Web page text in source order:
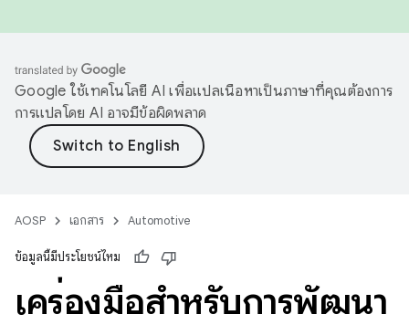
Google ใช้เทคโนโลยี AI เพื่อแปลเนื้อหาเป็นภาษาที่คุณต้องการ
การแปลโดย AI อาจมีข้อผิดพลาด
AOSP เอกสาร Automotive
ข้อมูลนี้มีประโยชน์ไหม
เครื่องมือสำหรับการพัฒนา